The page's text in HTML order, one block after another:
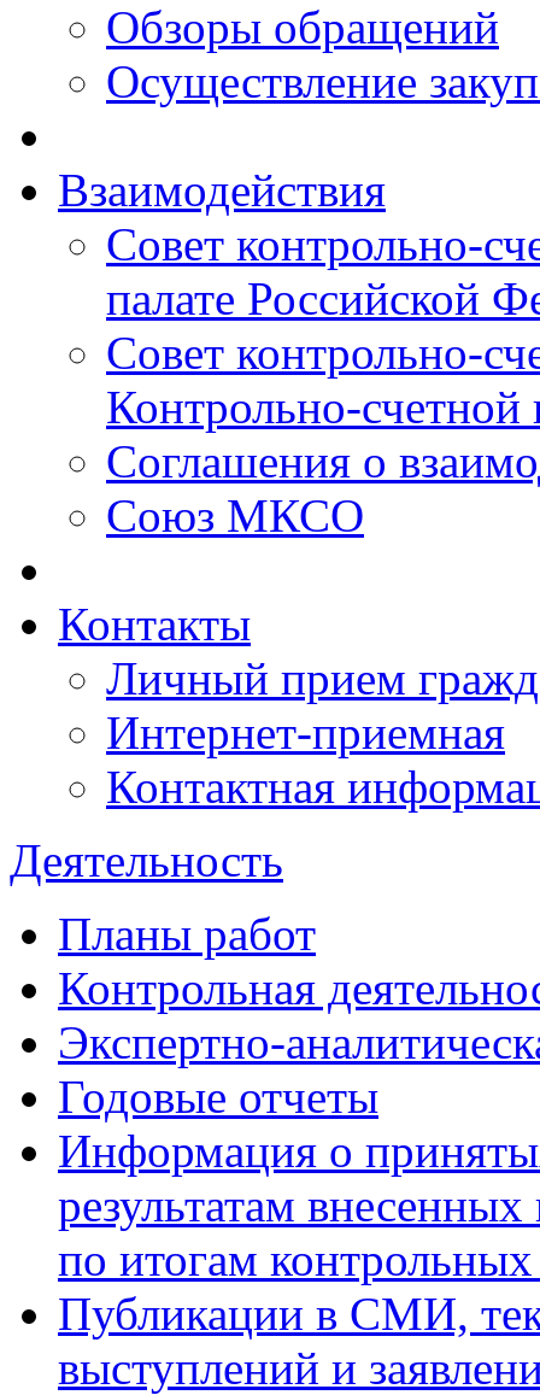
Обзоры обращений
Осуществление
Взаимодействия
Совет контрольно-
палате Российской
Совет контрольно-
Контрольно-счетной
Соглашения о
Союз МКСО
Контакты
Личный прием
Интернет-приемная
Контактная
Деятельность
Планы работ
Контрольная
Экспертно-
Годовые отчеты
Информация о
результатам
по итогам
Публикации в СМИ,
выступлений и